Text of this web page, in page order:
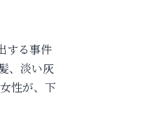
する事件
、淡い灰
性が、下